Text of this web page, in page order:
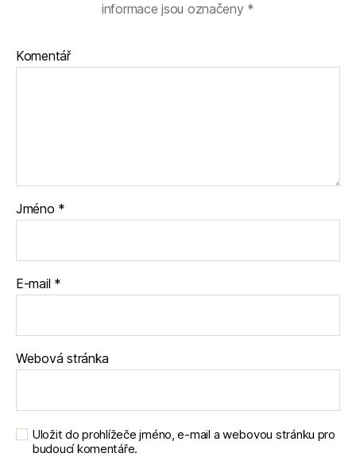
informace jsou označeny *
Komentář
Jméno *
E-mail *
Webová stránka
Uložit do prohlížeče jméno, e-mail a webovou stránku pro
budoucí komentáře.